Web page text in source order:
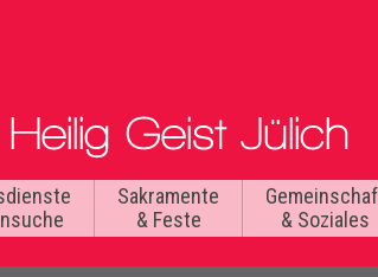
Sakramente
& Feste
& Soziales